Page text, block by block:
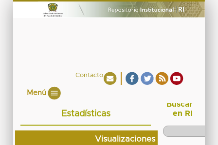
Contacto
Menú
Estadísticas
Visualizaciones
Buscar
en RI